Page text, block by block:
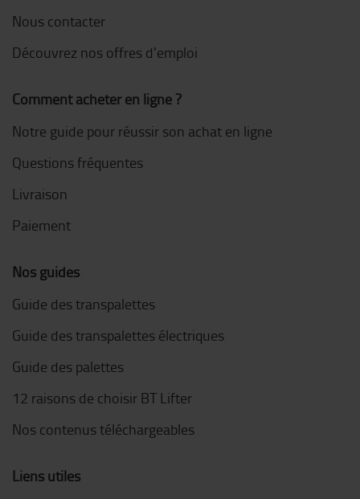
Nous contacter
Découvrez nos offres d'emploi
Comment acheter en ligne ?
Notre guide pour réussir son achat en ligne
Questions fréquentes
Livraison
Paiement
Nos guides
Guide des transpalettes
Guide des transpalettes électriques
Guide des palettes
12 raisons de choisir BT Lifter
Nos contenus téléchargeables
Liens utiles